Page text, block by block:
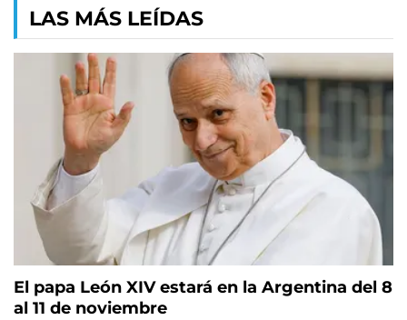
LAS MÁS LEÍDAS
El papa León XIV estará en la Argentina del 8
al 11 de noviembre